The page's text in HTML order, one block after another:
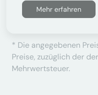
Mehr erfahren
* Die angegebenen
Preise, zuzüglich der
Mehrwertsteuer.